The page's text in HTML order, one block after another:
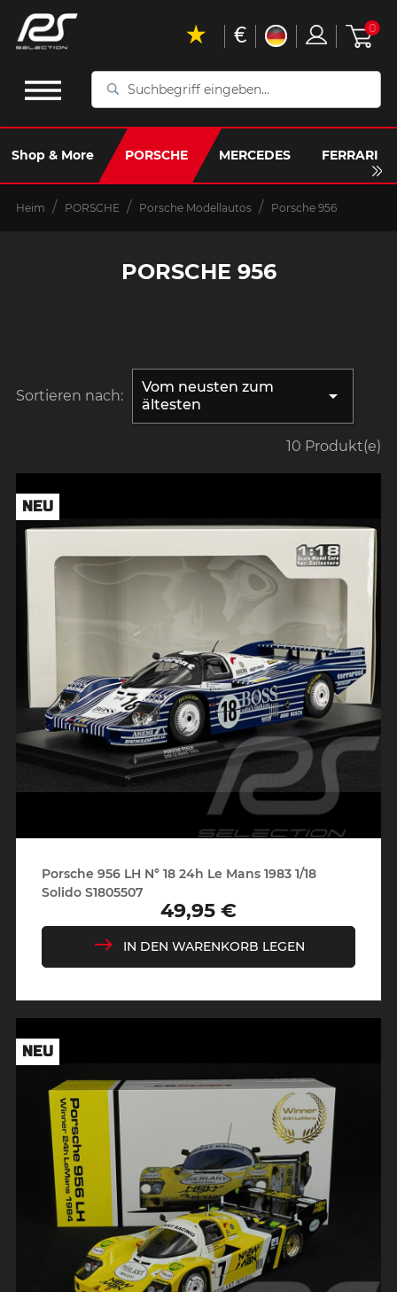
Suchbegriff
Shop & More PORSCHE MERCEDES FERRARI
€ 0
Heim PORSCHE Porsche Modellautos Porsche 956
PORSCHE 956
Sortieren nach:
Vom neusten zum
ältesten

10 Produkt(e)
Porsche 956 LH N° 18 24h Le Mans 1983 1/18
Solido S1805507
Preis
49,95 €
IN DEN WARENKORB LEGEN
NEU
NEU